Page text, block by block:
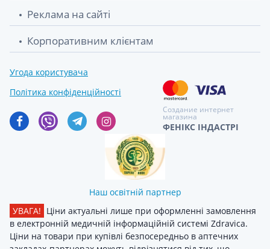
Реклама на сайті
Корпоративним клієнтам
Угода користувача
Політика конфіденційності
Создание интернет
магазина
ФЕНІКС ІНДАСТРІ
Наш освітній партнер
УВАГА! Ціни актуальні лише при оформленні замовлення
в електронній медичній інформаційній системі Zdravica.
Ціни на товари при купівлі безпосередньо в аптечних